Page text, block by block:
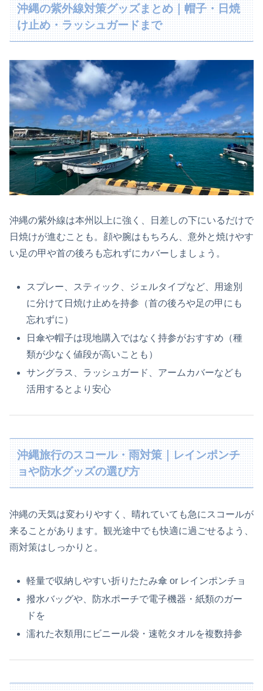
沖縄の紫外線対策グッズまとめ｜帽子・日焼
け止め・ラッシュガードまで
沖縄の紫外線は本州以上に強く、日差しの下にいるだけで
日焼けが進むことも。顔や腕はもちろん、意外と焼けやす
い足の甲や首の後ろも忘れずにカバーしましょう。
スプレー、スティック、ジェルタイプなど、用途別
に分けて日焼け止めを持参（首の後ろや足の甲にも
忘れずに）
日傘や帽子は現地購入ではなく持参がおすすめ（種
類が少なく値段が高いことも）
サングラス、ラッシュガード、アームカバーなども
活用するとより安心
沖縄旅行のスコール・雨対策｜レインポンチ
ョや防水グッズの選び方
沖縄の天気は変わりやすく、晴れていても急にスコールが
来ることがあります。観光途中でも快適に過ごせるよう、
雨対策はしっかりと。
軽量で収納しやすい折りたたみ傘 or レインポンチョ
撥水バッグや、防水ポーチで電子機器・紙類のガー
ドを
濡れた衣類用にビニール袋・速乾タオルを複数持参